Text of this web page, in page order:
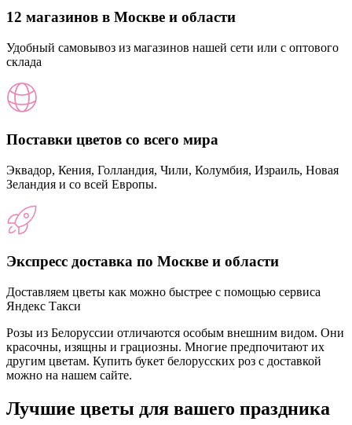
12 магазинов в Москве и области
Удобный самовывоз из магазинов нашей сети или с оптового
склада
Поставки цветов со всего мира
Эквадор, Кения, Голландия, Чили, Колумбия, Израиль, Новая
Зеландия и со всей Европы.
Экспресс доставка по Москве и области
Доставляем цветы как можно быстрее с помощью сервиса
Яндекс Такси
Розы из Белоруссии отличаются особым внешним видом. Они
красочны, изящны и грациозны. Многие предпочитают их
другим цветам. Купить букет белорусских роз с доставкой
можно на нашем сайте.
Лучшие цветы для вашего праздника